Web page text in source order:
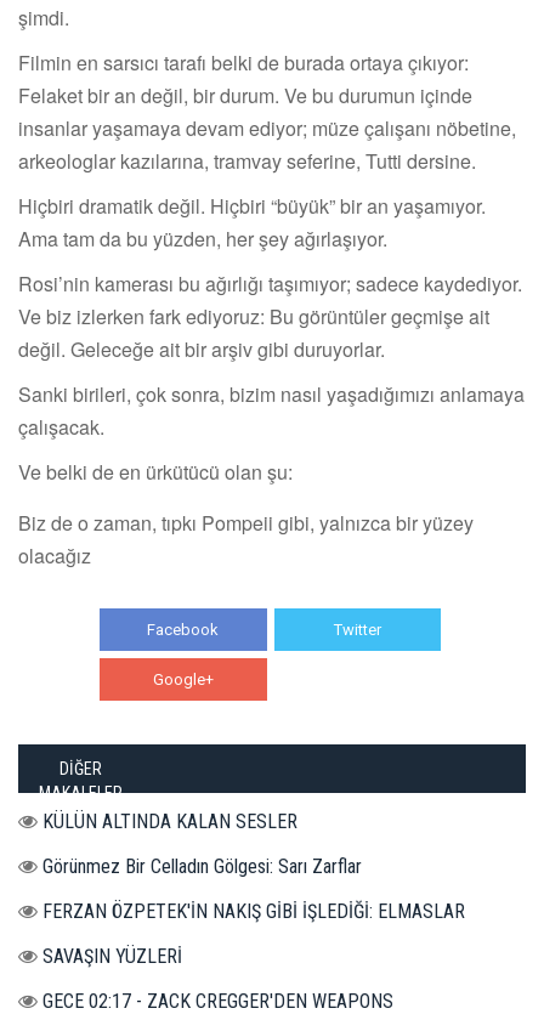
şimdi.
Filmin en sarsıcı tarafı belki de burada ortaya çıkıyor:
Felaket bir an değil, bir durum. Ve bu durumun içinde
insanlar yaşamaya devam ediyor; müze çalışanı nöbetine,
arkeologlar kazılarına, tramvay seferine, Tutti dersine.
Hiçbiri dramatik değil. Hiçbiri “büyük” bir an yaşamıyor.
Ama tam da bu yüzden, her şey ağırlaşıyor.
Rosi’nin kamerası bu ağırlığı taşımıyor; sadece kaydediyor.
Ve biz izlerken fark ediyoruz: Bu görüntüler geçmişe ait
değil. Geleceğe ait bir arşiv gibi duruyorlar.
Sanki birileri, çok sonra, bizim nasıl yaşadığımızı anlamaya
çalışacak.
Ve belki de en ürkütücü olan şu:
Biz de o zaman, tıpkı Pompeii gibi, yalnızca bir yüzey
olacağız
Facebook Twitter
Google+
DİĞER
MAKALELER
KÜLÜN ALTINDA KALAN SESLER
Görünmez Bir Celladın Gölgesi: Sarı Zarflar
FERZAN ÖZPETEK'İN NAKIŞ GİBİ İŞLEDİĞİ: ELMASLAR
SAVAŞIN YÜZLERİ
GECE 02:17 - ZACK CREGGER'DEN WEAPONS